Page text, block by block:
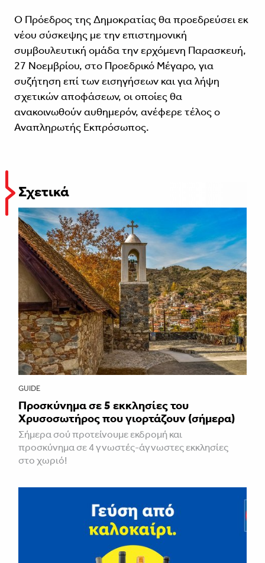
Ο Πρόεδρος της Δημοκρατίας θα προεδρεύσει εκ
νέου σύσκεψης με την επιστημονική
συμβουλευτική ομάδα την ερχόμενη Παρασκευή,
27 Νοεμβρίου, στο Προεδρικό Μέγαρο, για
συζήτηση επί των εισηγήσεων και για λήψη
σχετικών αποφάσεων, οι οποίες θα
ανακοινωθούν αυθημερόν, ανέφερε τέλος ο
Αναπληρωτής Εκπρόσωπος.
Σχετικά
GUIDE
Προσκύνημα σε 5 εκκλησίες του
Χρυσοσωτήρος που γιορτάζουν (σήμερα)
Σήμερα σού προτείνουμε εκδρομή και
προσκύνημα σε 4 γνωστές-άγνωστες εκκλησίες
στο χωριό!